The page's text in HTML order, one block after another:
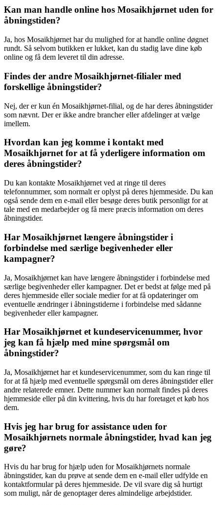
Kan man handle online hos Mosaikhjørnet uden for
åbningstiden?
Ja, hos Mosaikhjørnet har du mulighed for at handle online døgnet
rundt. Så selvom butikken er lukket, kan du stadig lave dine køb
online og få dem leveret til din adresse.
Findes der andre Mosaikhjørnet-filialer med
forskellige åbningstider?
Nej, der er kun én Mosaikhjørnet-filial, og de har deres åbningstider
som nævnt. Der er ikke andre brancher eller afdelinger at vælge
imellem.
Hvordan kan jeg komme i kontakt med
Mosaikhjørnet for at få yderligere information om
deres åbningstider?
Du kan kontakte Mosaikhjørnet ved at ringe til deres
telefonnummer, som normalt er oplyst på deres hjemmeside. Du kan
også sende dem en e-mail eller besøge deres butik personligt for at
tale med en medarbejder og få mere præcis information om deres
åbningstider.
Har Mosaikhjørnet længere åbningstider i
forbindelse med særlige begivenheder eller
kampagner?
Ja, Mosaikhjørnet kan have længere åbningstider i forbindelse med
særlige begivenheder eller kampagner. Det er bedst at følge med på
deres hjemmeside eller sociale medier for at få opdateringer om
eventuelle ændringer i åbningstiderne i forbindelse med sådanne
begivenheder eller kampagner.
Har Mosaikhjørnet et kundeservicenummer, hvor
jeg kan få hjælp med mine spørgsmål om
åbningstider?
Ja, Mosaikhjørnet har et kundeservicenummer, som du kan ringe til
for at få hjælp med eventuelle spørgsmål om deres åbningstider eller
andre relaterede emner. Dette nummer kan normalt findes på deres
hjemmeside eller på din kvittering, hvis du har foretaget et køb hos
dem.
Hvis jeg har brug for assistance uden for
Mosaikhjørnets normale åbningstider, hvad kan jeg
gøre?
Hvis du har brug for hjælp uden for Mosaikhjørnets normale
åbningstider, kan du prøve at sende dem en e-mail eller udfylde en
kontaktformular på deres hjemmeside. De vil svare dig så hurtigt
som muligt, når de genoptager deres almindelige arbejdstider.